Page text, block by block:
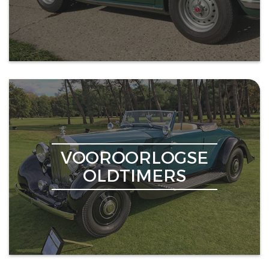
VOOROORLOGSE
OLDTIMERS